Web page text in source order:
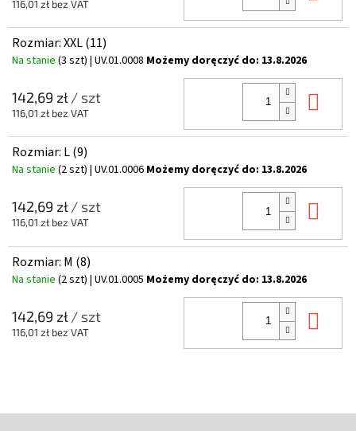
116,01 zł bez VAT
Rozmiar: XXL (11)
Na stanie (3 szt) | UV.01.0008 Możemy doręczyć do: 13.8.2026
142,69 zł/ szt
116,01 zł bez VAT
Rozmiar: L (9)
Na stanie (2 szt) | UV.01.0006 Możemy doręczyć do: 13.8.2026
142,69 zł/ szt
116,01 zł bez VAT
Rozmiar: M (8)
Na stanie (2 szt) | UV.01.0005 Możemy doręczyć do: 13.8.2026
142,69 zł/ szt
116,01 zł bez VAT